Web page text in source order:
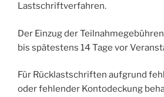
Lastschriftverfahren.
Der Einzug der
bis spätestens 14 Tage vor
Für Rücklastschriften aufgrund
oder fehlender Kontodeckung